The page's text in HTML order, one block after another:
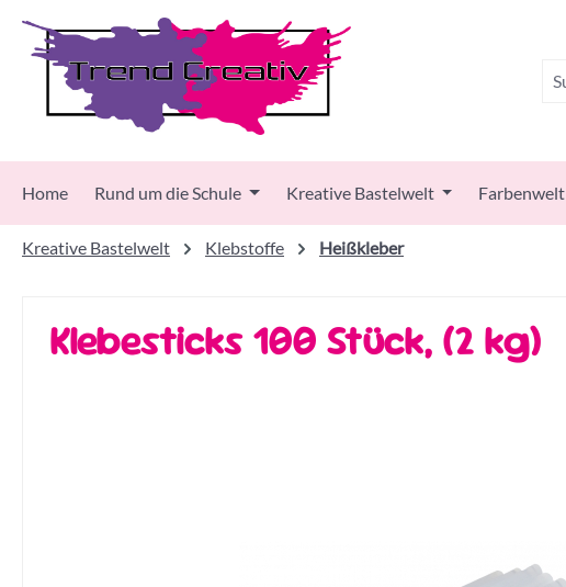
Hauptinhalt springen
Zur Suche springen
Zur Hauptnavigation springen
Home Rund um die Schule Kreative Bastelwelt Farbenwelt
Kreative Bastelwelt Klebstoffe Heißkleber
Klebesticks 100 Stück, (2 kg)